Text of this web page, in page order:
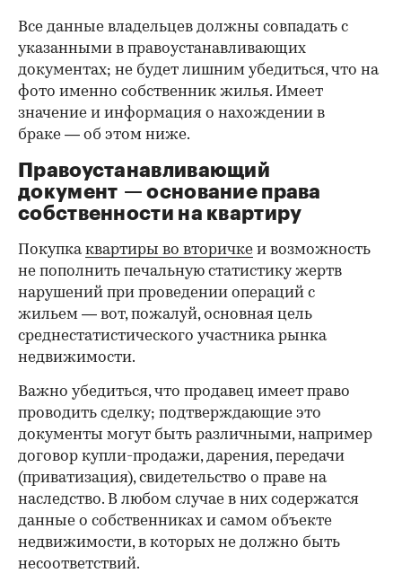
00:00 / 00:00
Все данные владельцев должны совпадать с
указанными в правоустанавливающих
документах; не будет лишним убедиться, что на
фото именно собственник жилья. Имеет
значение и информация о нахождении в
браке — об этом ниже.
Правоустанавливающий
документ — основание права
собственности на квартиру
Покупкаквартиры во вторичке и возможность
не пополнить печальную статистику жертв
нарушений при проведении операций с
жильем — вот, пожалуй, основная цель
среднестатистического участника рынка
недвижимости.
Важно убедиться, что продавец имеет право
проводить сделку; подтверждающие это
документы могут быть различными, например
договор купли-продажи, дарения, передачи
(приватизация), свидетельство о праве на
наследство. В любом случае в них содержатся
данные о собственниках и самом объекте
недвижимости, в которых не должно быть
несоответствий.